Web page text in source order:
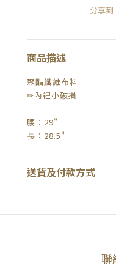
分享到
商品描述
聚酯纖維布料
✏內裡小破損
腰：29"
長：28.5"
送貨及付款方式
聯